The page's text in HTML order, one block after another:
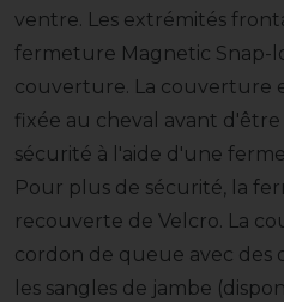
ventre. Les extrémités
fermeture Magnetic Snap-
couverture. La couverture
fixée au cheval avant
sécurité à l'aide d'une
Pour plus de sécurité, la
recouverte de Velcro. La
cordon de queue avec
les sangles de jambe